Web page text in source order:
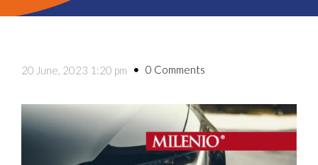
20 June, 2023 1:20 pm 0 Comments